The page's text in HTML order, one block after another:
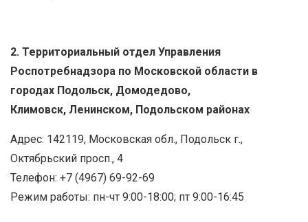
2. Территориальный отдел Управления
Роспотребнадзора по Московской области в
городах Подольск, Домодедово,
Климовск, Ленинском, Подольском районах
Адрес: 142119, Московская обл., Подольск г.,
Октябрьский просп., 4
Телефон: +7 (4967) 69-92-69
Режим работы: пн-чт 9:00-18:00; пт 9:00-16:45